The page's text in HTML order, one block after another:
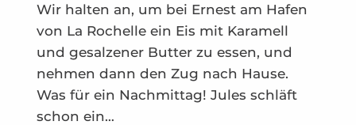
Wir halten an, um bei Ernest am Hafen
von La Rochelle ein Eis mit Karamell
und gesalzener Butter zu essen, und
nehmen dann den Zug nach Hause.
Was für ein Nachmittag! Jules schläft
schon ein…